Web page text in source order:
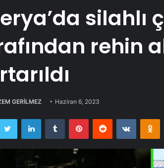
silahlı
rehin
GERİLMEZ Haziran 6, 2023
Twitter LinkedInTumblr PinterestReddit